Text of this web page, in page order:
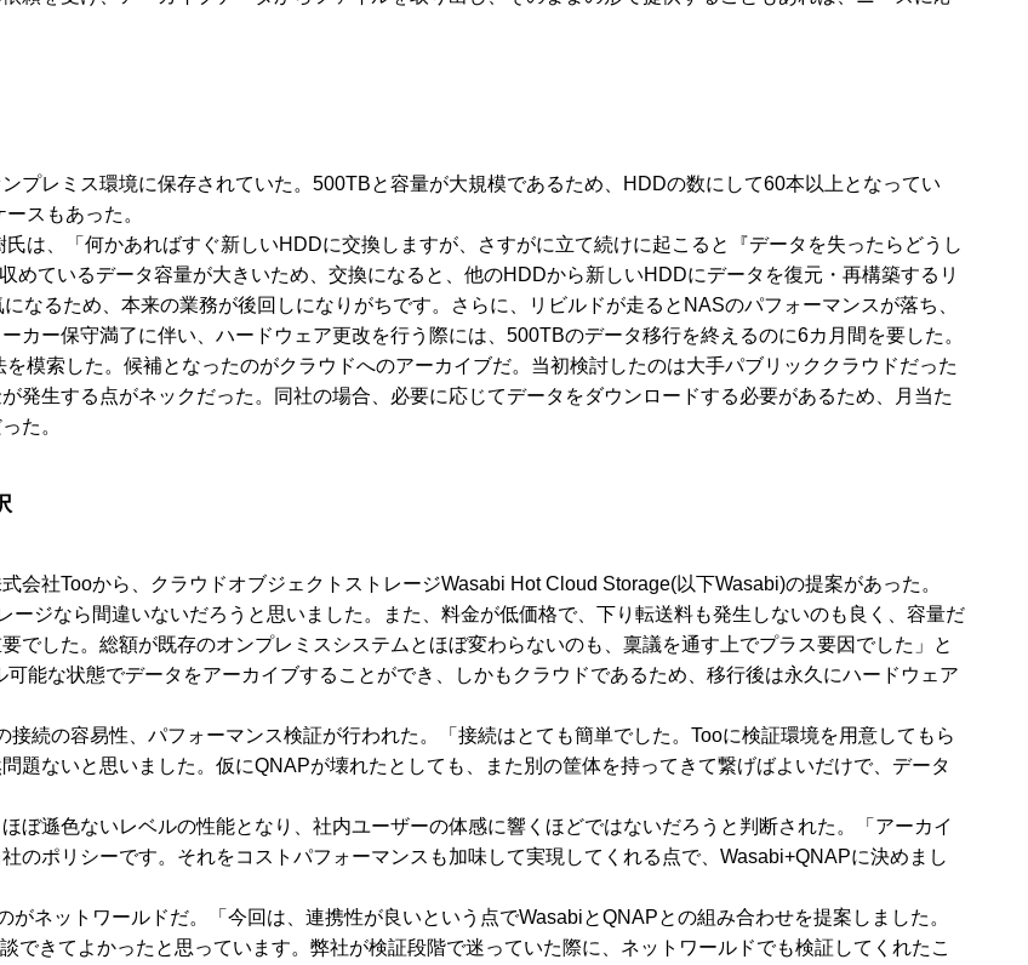
プレミス環境に保存されていた。500TBと容量が大規模であるため、HDDの数にして60本以上となってい
スもあった。
は、「何かあればすぐ新しいHDDに交換しますが、さすがに立て続けに起こると『データを失ったらどうし
めているデータ容量が大きいため、交換になると、他のHDDから新しいHDDにデータを復元・再構築するリ
なるため、本来の業務が後回しになりがちです。さらに、リビルドが走るとNASのパフォーマンスが落ち、
カー保守満了に伴い、ハードウェア更改を行う際には、500TBのデータ移行を終えるのに6カ月間を要した。
模索した。候補となったのがクラウドへのアーカイブだ。当初検討したのは大手パブリッククラウドだった
発生する点がネックだった。同社の場合、必要に応じてデータをダウンロードする必要があるため、月当た
た。
会社Tooから、クラウドオブジェクトストレージWasabi Hot Cloud Storage(以下Wasabi)の提案があった。
ージなら間違いないだろうと思いました。また、料金が低価格で、下り転送料も発生しないのも良く、容量だ
でした。総額が既存のオンプレミスシステムとほぼ変わらないのも、稟議を通す上でプラス要因でした」と
能な状態でデータをアーカイブすることができ、しかもクラウドであるため、移行後は永久にハードウェア
続の容易性、パフォーマンス検証が行われた。「接続はとても簡単でした。Tooに検証環境を用意してもら
題ないと思いました。仮にQNAPが壊れたとしても、また別の筐体を持ってきて繋げばよいだけで、データ
ぼ遜色ないレベルの性能となり、社内ユーザーの体感に響くほどではないだろうと判断された。「アーカイ
のポリシーです。それをコストパフォーマンスも加味して実現してくれる点で、Wasabi+QNAPに決めまし
ネットワールドだ。「今回は、連携性が良いという点でWasabiとQNAPとの組み合わせを提案しました。
できてよかったと思っています。弊社が検証段階で迷っていた際に、ネットワールドでも検証してくれたこ